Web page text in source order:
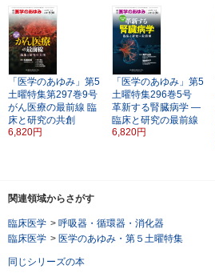
「医学のあゆみ」第5
土曜特集第297巻9号
がん医療の最前線 臨
床と研究の共創
6,820円
「医学のあゆみ」第5
土曜特集296巻5号
革新する腎臓病学 ―
臨床と研究の最前線
6,820円
関連領域からさがす
臨床医学 > 呼吸器・循環器・消化器
臨床医学 > 医学のあゆみ・第５土曜特集
同じシリーズの本